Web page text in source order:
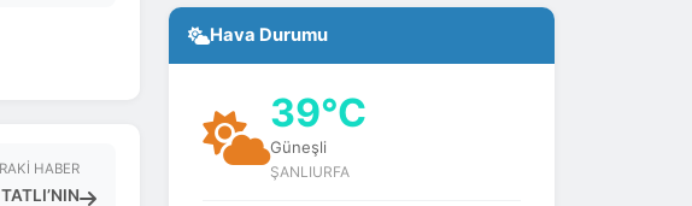
HABER
Hava Durumu
39°C
Güneşli
ŞANLIURFA